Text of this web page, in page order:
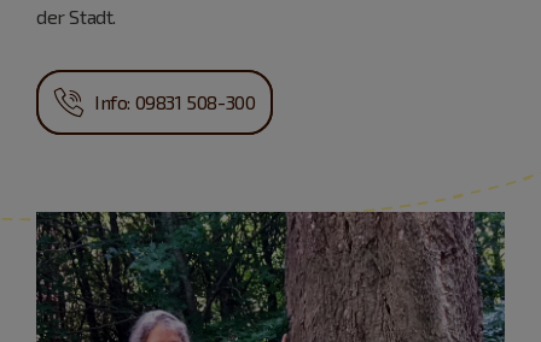
der Stadt.
Info: 09831 508-300